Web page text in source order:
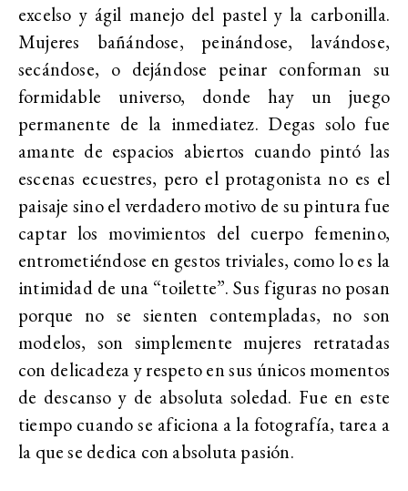
excelso y ágil manejo del pastel y la carbonilla.
Mujeres bañándose, peinándose, lavándose,
secándose, o dejándose peinar conforman su
formidable universo, donde hay un juego
permanente de la inmediatez. Degas solo fue
amante de espacios abiertos cuando pintó las
escenas ecuestres, pero el protagonista no es el
paisaje sino el verdadero motivo de su pintura fue
captar los movimientos del cuerpo femenino,
entrometiéndose en gestos triviales, como lo es la
intimidad de una “toilette”. Sus figuras no posan
porque no se sienten contempladas, no son
modelos, son simplemente mujeres retratadas
con delicadeza y respeto en sus únicos momentos
de descanso y de absoluta soledad. Fue en este
tiempo cuando se aficiona a la fotografía, tarea a
la que se dedica con absoluta pasión.